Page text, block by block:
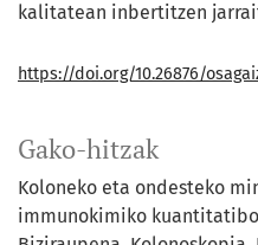
Gako-hitzak
Koloneko eta ondesteko
immunokimiko
kalitatean inbertitzen
https://doi.org/10.26876/